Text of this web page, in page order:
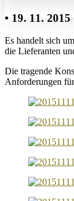
• 19. 11. 2015
Es handelt sich
die Lieferanten
Die tragende
Anforderungen